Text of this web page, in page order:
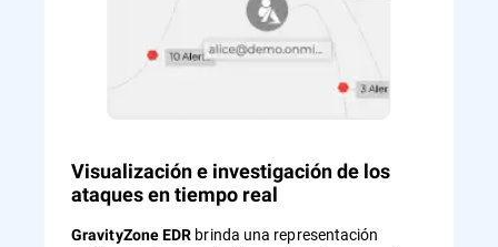
Visualización e investigación de los
ataques en tiempo real
GravityZone EDR brinda una representación